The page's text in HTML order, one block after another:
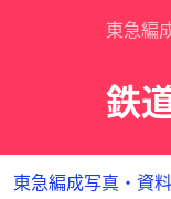
東急編
鉄
東急編成写真・資